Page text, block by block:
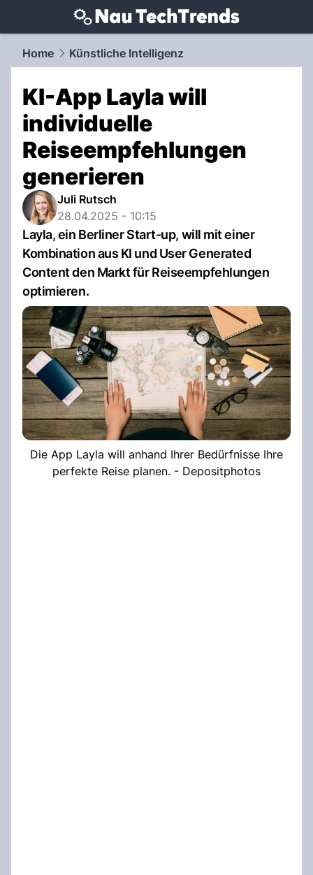
techtrends.NAU.ch
Home Künstliche Intelligenz
KI-App Layla will
individuelle
Reiseempfehlungen
generieren
Juli Rutsch
28.04.2025 - 10:15
Layla, ein Berliner Start-up, will mit einer
Kombination aus KI und User Generated
Content den Markt für Reiseempfehlungen
optimieren.
Die App Layla will anhand Ihrer Bedürfnisse Ihre
perfekte Reise planen. - Depositphotos